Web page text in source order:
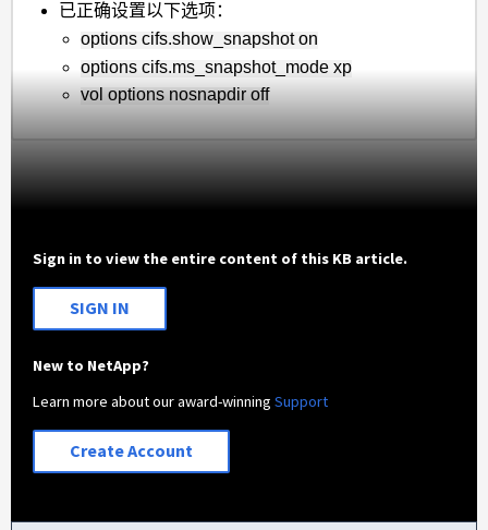
已正确设置以下选项：
options cifs.show_snapshot on
options cifs.ms_snapshot_mode xp
vol options nosnapdir off
Sign in to view the entire content of this KB article.
SIGN IN
New to NetApp?
Learn more about our award-winningSupport
Create Account